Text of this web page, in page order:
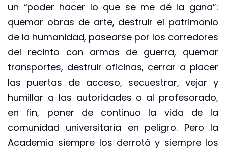
un “poder hacer lo que se me dé la gana”:
quemar obras de arte, destruir el patrimonio
de la humanidad, pasearse por los corredores
del recinto con armas de guerra, quemar
transportes, destruir oficinas, cerrar a placer
las puertas de acceso, secuestrar, vejar y
humillar a las autoridades o al profesorado,
en fin, poner de continuo la vida de la
comunidad universitaria en peligro. Pero la
Academia siempre los derrotó y siempre los